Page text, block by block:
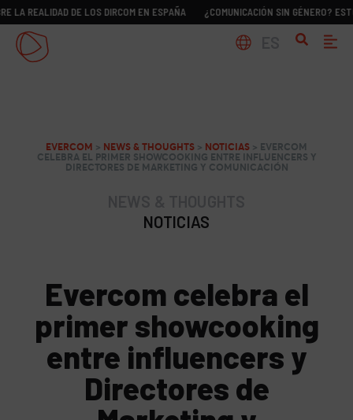
DE LOS DIRCOM EN ESPAÑA ¿COMUNICACIÓN SIN GÉNERO? ESTUDIO
EVERCOM > NEWS & THOUGHTS > NOTICIAS > EVERCOM
CELEBRA EL PRIMER SHOWCOOKING ENTRE INFLUENCERS Y
DIRECTORES DE MARKETING Y COMUNICACIÓN
NOTICIAS
Evercom celebra el
primer showcooking
entre influencers y
Directores de